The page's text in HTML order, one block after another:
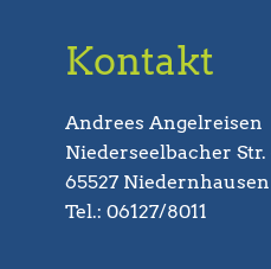
Im Haus: WLAN.
02.05.-26.09.26
Kontakt
Andrees Angelreisen
Niederseelbacher Str.
65527 Niedernhausen
Tel.: 06127/8011